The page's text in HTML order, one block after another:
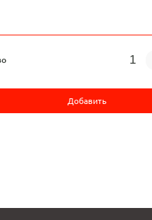
Добавить